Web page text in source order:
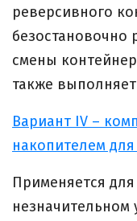
реверсивного
безостановочно
смены
также
Вариант IV –
накопителем
Применяется
незначительном